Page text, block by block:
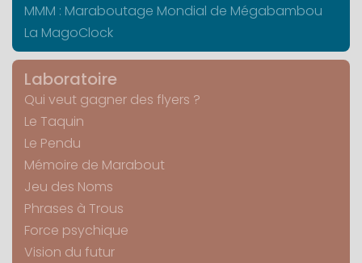
MMM : Maraboutage Mondial de Mégabambou
La MagoClock
Laboratoire
Qui veut gagner des flyers ?
Le Taquin
Le Pendu
Mémoire de Marabout
Jeu des Noms
Phrases à Trous
Force psychique
Vision du futur